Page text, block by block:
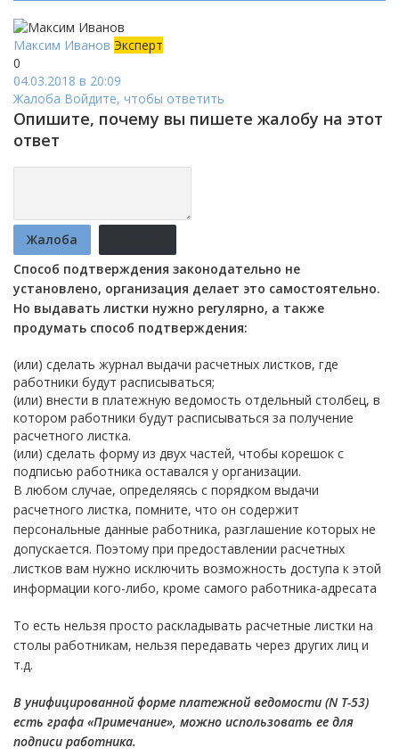
Максим Иванов Эксперт
0
04.03.2018 в 20:09
Жалоба Войдите, чтобы ответить
Опишите, почему вы пишете жалобу на этот
ответ
Жалоба
Способ подтверждения законодательно не
установлено, организация делает это самостоятельно.
Но выдавать листки нужно регулярно, а также
продумать способ подтверждения:
(или) сделать журнал выдачи расчетных листков, где
работники будут расписываться;
(или) внести в платежную ведомость отдельный столбец, в
котором работники будут расписываться за получение
расчетного листка.
(или) сделать форму из двух частей, чтобы корешок с
подписью работника оставался у организации.
В любом случае, определяясь с порядком выдачи
расчетного листка, помните, что он содержит
персональные данные работника, разглашение которых не
допускается. Поэтому при предоставлении расчетных
листков вам нужно исключить возможность доступа к этой
информации кого-либо, кроме самого работника-адресата
То есть нельзя просто раскладывать расчетные листки на
столы работникам, нельзя передавать через других лиц и
т.д.
В унифицированной форме платежной ведомости (N Т-53)
есть графа «Примечание», можно использовать ее для
подписи работника.